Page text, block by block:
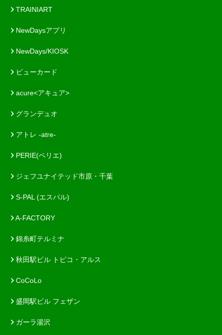
TRAINIART
NewDaysアプリ
NewDays/KIOSK
ビューカード
acure<アキュア>
グランデュオ
アトレ -atre-
PERIE(ペリエ)
ジェフユナイテッド市原・千葉
S-PAL (エスパル)
A-FACTORY
錦糸町テルミナ
秋田駅ビル トピコ・アルス
CoCoLo
盛岡駅ビル フェザン
ガーラ湯沢